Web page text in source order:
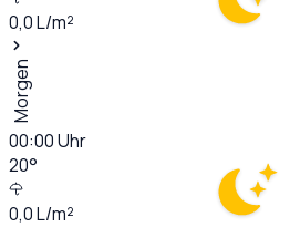
0,0L/m²
Morgen
00:00Uhr
20°
0,0L/m²